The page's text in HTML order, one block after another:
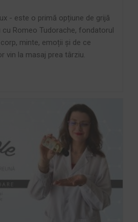
- este o primă opțiune de grijă
cu Romeo Tudorache, fondatorul
minte, emoții și de ce
vin la masaj prea târziu.